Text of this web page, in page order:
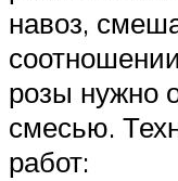
навоз,
розы нужно
смесью.
работ: